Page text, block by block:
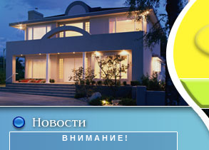
В Н И М А Н И Е !